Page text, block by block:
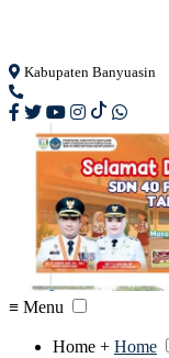
Kabupaten Banyuasin
≡ Menu
Home + Home